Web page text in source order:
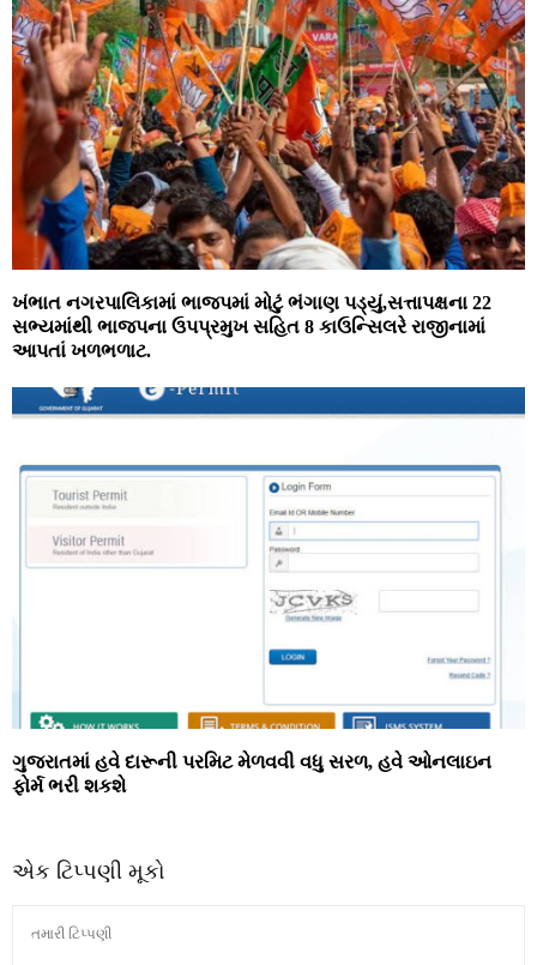
ખંભાત નગરપાલિકામાં ભાજપમાં મોટું ભંગાણ પડ્યું,સત્તાપક્ષના 22
સભ્યમાંથી ભાજપના ઉપપ્રમુખ સહિત 8 કાઉન્સિલરે રાજીનામાં
આપતાં ખળભળાટ.
ગુજરાતમાં હવે દારૂની પરમિટ મેળવવી વધુ સરળ, હવે ઓનલાઇન
ફોર્મ ભરી શકશે
એક ટિપ્પણી મૂકો